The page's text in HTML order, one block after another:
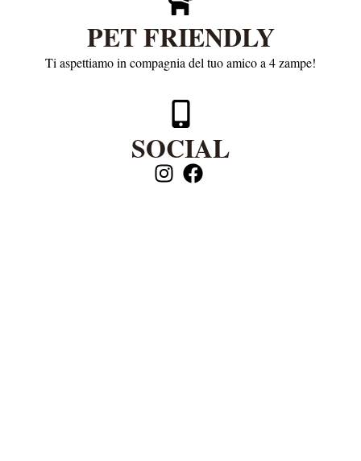
PET FRIENDLY
Ti aspettiamo in compagnia del tuo amico a 4 zampe!
SOCIAL